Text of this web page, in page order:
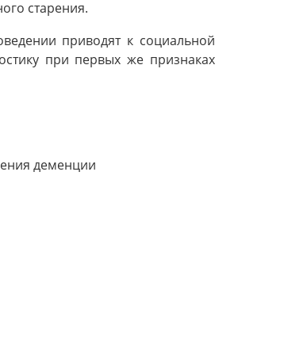
старения.
приводят к социальной
при первых же признаках